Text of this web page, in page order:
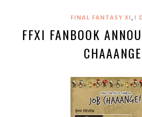
FINAL FANTASY XI , I
FFXI FANBOOK